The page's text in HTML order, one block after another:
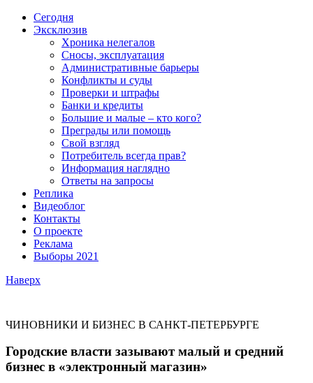
Сегодня
Эксклюзив
Хроника нелегалов
Сносы, эксплуатация
Административные барьеры
Конфликты и суды
Проверки и штрафы
Банки и кредиты
Большие и малые – кто кого?
Преграды или помощь
Свой взгляд
Потребитель всегда прав?
Информация наглядно
Ответы на запросы
Реплика
Видеоблог
Контакты
О проекте
Реклама
Выборы 2021
Наверх
ЧИНОВНИКИ И БИЗНЕС В САНКТ-ПЕТЕРБУРГЕ
Городские власти зазывают малый и средний
бизнес в «электронный магазин»